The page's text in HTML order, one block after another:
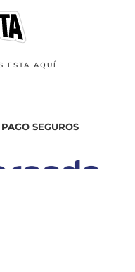
ESTA AQUÍ
SEGUROS